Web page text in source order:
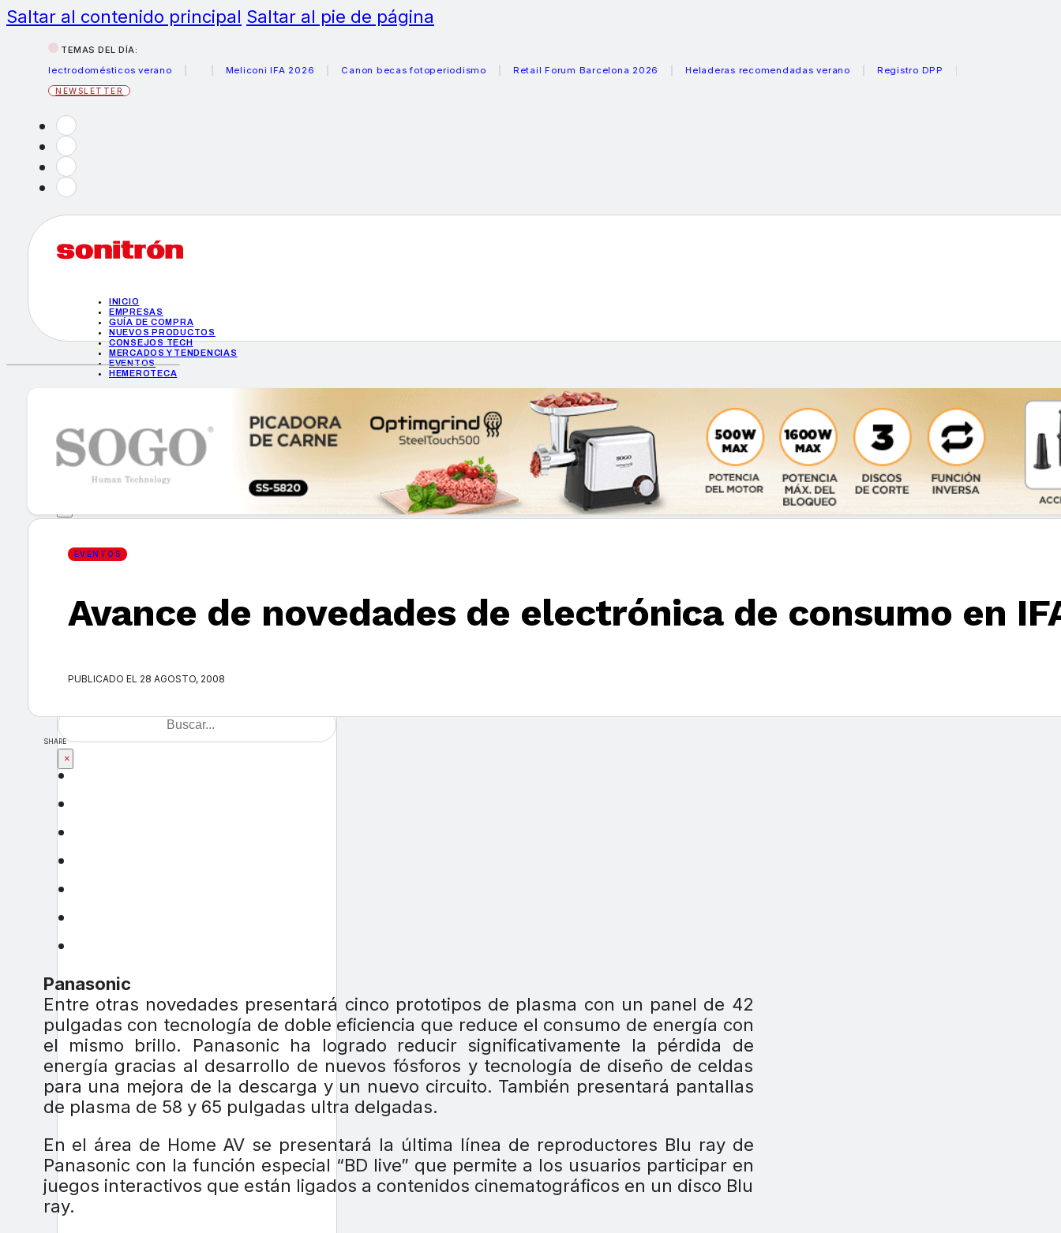
Saltar al contenido principal Saltar al pie de página
TEMAS DEL DÍA:
electrodomésticos verano
Meliconi IFA 2026 Canon becas fotoperiodismo Retail Forum Barcelona 2026 Heladeras recomendadas verano Registro DPP
NEWSLETTER
INICIO
EMPRESAS
GUÍA DE COMPRA
NUEVOS PRODUCTOS
CONSEJOS TECH
MERCADOS Y TENDENCIAS
EVENTOS
HEMEROTECA
GUÍA DE COMPRA
NUEVOS PRODUCTOS
CONSEJOS TECH
MERCADOS Y TENDENCIAS
HEMEROTECA
×
EVENTOS
Avance de novedades de electrónica de consumo en
PUBLICADO EL 28 AGOSTO, 2008
SHARE
Panasonic
Entre otras novedades presentará cinco prototipos de plasma con un panel de 42
pulgadas con tecnología de doble eficiencia que reduce el consumo de energía con
el mismo brillo. Panasonic ha logrado reducir significativamente la pérdida de
energía gracias al desarrollo de nuevos fósforos y tecnología de diseño de celdas
para una mejora de la descarga y un nuevo circuito. También presentará pantallas
de plasma de 58 y 65 pulgadas ultra delgadas.
En el área de Home AV se presentará la última línea de reproductores Blu ray de
Panasonic con la función especial “BD live” que permite a los usuarios participar en
juegos interactivos que están ligados a contenidos cinematográficos en un disco Blu
ray.